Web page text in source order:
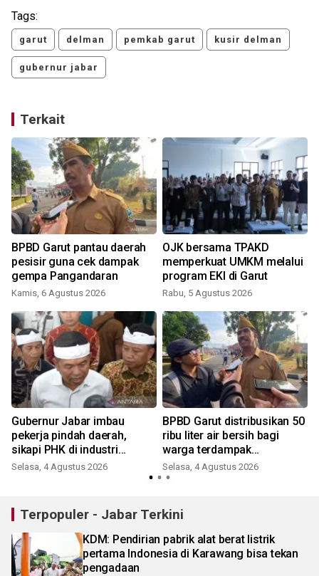
Tags:
garut delman pemkab garut kusir delman
gubernur jabar
Terkait
BPBD Garut pantau daerah
pesisir guna cek dampak
gempa Pangandaran
Kamis, 6 Agustus 2026
OJK bersama TPAKD
memperkuat UMKM melalui
program EKI di Garut
Rabu, 5 Agustus 2026
Gubernur Jabar imbau
pekerja pindah daerah,
sikapi PHK di industri
garmen Cimahi
Selasa, 4 Agustus 2026
BPBD Garut distribusikan 50
ribu liter air bersih bagi
warga terdampak
kekeringan
Selasa, 4 Agustus 2026
Terpopuler - Jabar Terkini
KDM: Pendirian pabrik alat berat listrik
pertama Indonesia di Karawang bisa tekan
pengadaan